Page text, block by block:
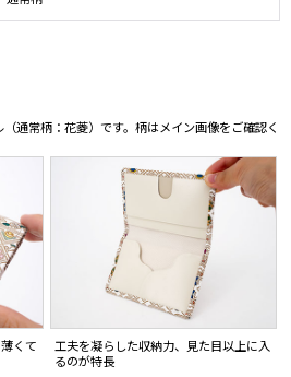
通常柄：花菱）です。柄はメイン画像をご確認く
くて
工夫を凝らした収納力、見た目以上に入
るのが特長